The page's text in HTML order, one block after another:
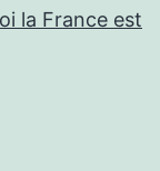
la France est